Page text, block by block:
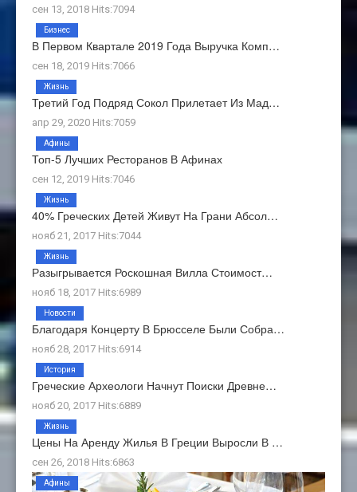
сен 13, 2018 Hits:7094
В Первом Квартале 2019 Года Выручка Комп…
сен 18, 2019 Hits:7066
Бизнес
Третий Год Подряд Сокол Прилетает Из Мад…
апр 29, 2020 Hits:7059
Жизнь
Топ-5 Лучших Ресторанов В Афинах
сен 12, 2019 Hits:7046
Афины
40% Греческих Детей Живут На Грани Абсол…
нояб 21, 2017 Hits:7044
Жизнь
Разыгрывается Роскошная Вилла Стоимост…
нояб 18, 2017 Hits:6989
Жизнь
Благодаря Концерту В Брюсселе Были Собра…
нояб 28, 2017 Hits:6914
Новости
Греческие Археологи Начнут Поиски Древне…
нояб 20, 2017 Hits:6889
История
Цены На Аренду Жилья В Греции Выросли В …
сен 26, 2018 Hits:6863
Жизнь
Афины